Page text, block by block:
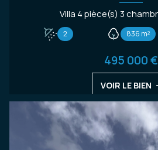
2 836 m²
495 000 €
VOIR LE BIEN